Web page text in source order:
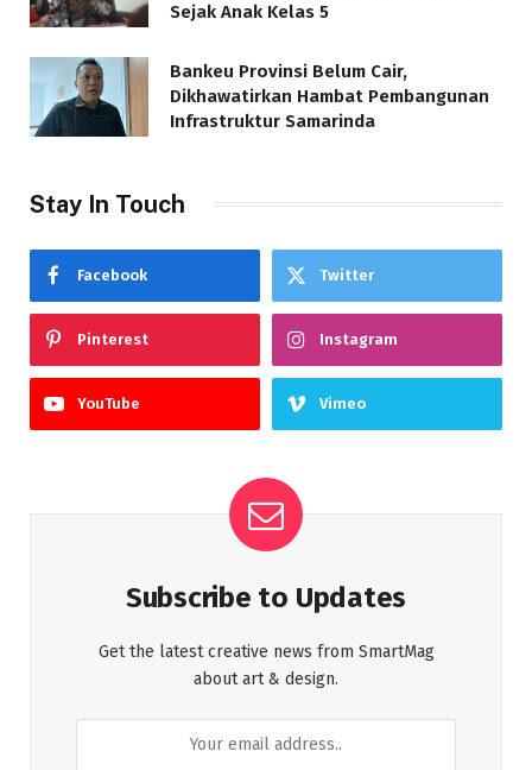
Sejak Anak Kelas 5
Bankeu Provinsi Belum Cair,
Dikhawatirkan Hambat Pembangunan
Infrastruktur Samarinda
Stay In Touch
Facebook Twitter
Pinterest Instagram
YouTube Vimeo
Subscribe to Updates
Get the latest creative news from SmartMag
about art & design.